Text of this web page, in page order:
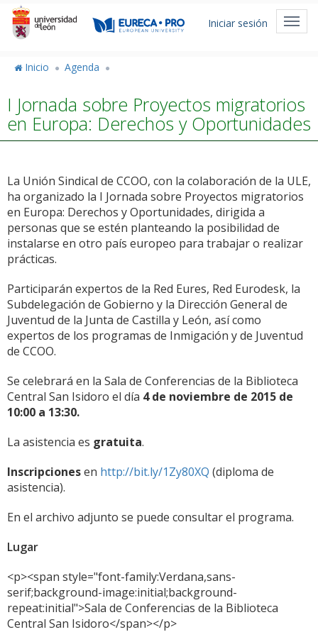
Pasar
contenido
Menú
usuario
Iniciar sesión
Inicio Agenda
I Jornada sobre Proyectos migratorios
en Europa: Derechos y Oportunidades
La Unión Sindical de CCOO, con la colaboración de la ULE,
ha organizado la I Jornada sobre Proyectos migratorios
en Europa: Derechos y Oportunidades, dirigida a
personas que se estén planteando la posibilidad de
instalarse en otro país europeo para trabajar o realizar
prácticas.
Participarán expertos de la Red Eures, Red Eurodesk, la
Subdelegación de Gobierno y la Dirección General de
Juventud de la Junta de Castilla y León, así como
expertos de los programas de Inmigación y de Juventud
de CCOO.
Se celebrará en la Sala de Conferencias de la Biblioteca
Central San Isidoro el día 4 de noviembre de 2015 de
10:00 a 13:30.
La asistencia es gratuita.
Inscripcionesen http://bit.ly/1Zy80XQ (diploma de
asistencia).
En el archivo adjunto se puede consultar el programa.
Lugar
<p><span style="font-family:Verdana,sans-
serif;background-image:initial;background-
repeat:initial">Sala de Conferencias de la Biblioteca
Central San Isidoro</span></p>